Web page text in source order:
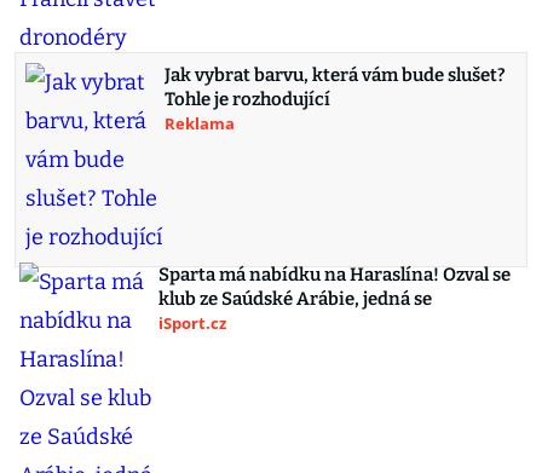
Jak vybrat barvu, která vám bude slušet?
Tohle je rozhodující
Reklama
Sparta má nabídku na Haraslína! Ozval se
klub ze Saúdské Arábie, jedná se
iSport.cz